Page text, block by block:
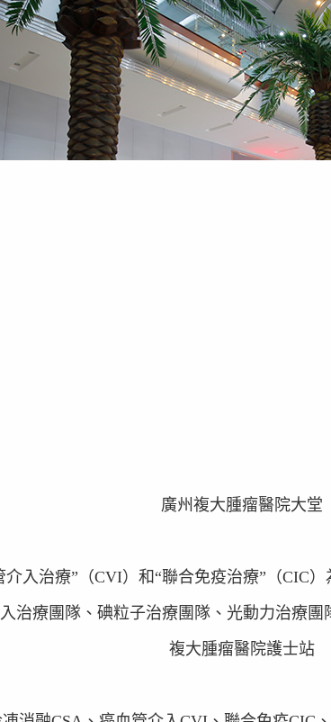
廣州複大腫瘤醫院大堂
入治療”（CVI）和“聯合免疫治療”（CIC
治療團隊、碘粒子治療團隊、光動力治療團
複大腫瘤醫院護士站